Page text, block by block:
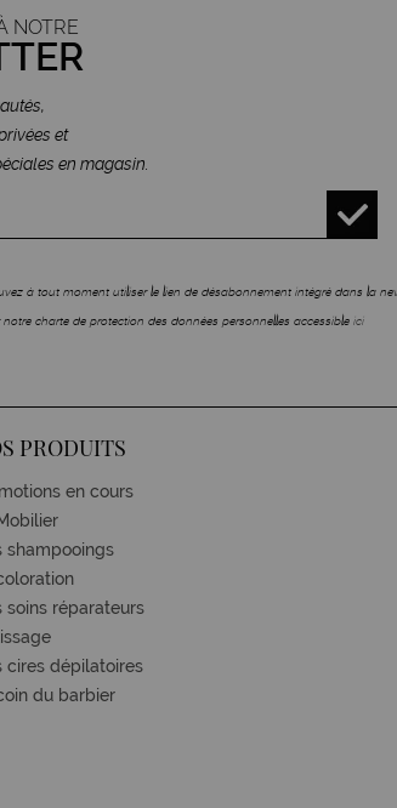
NOTRE
et
en magasin.
à tout moment utiliser le lien de désabonnement intégré dans la
charte de protection des données personnelles accessibleici
PRODUITS
en cours
shampooings
soins réparateurs
cires dépilatoires
du barbier